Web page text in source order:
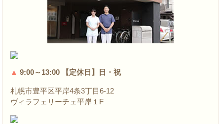
▲ 9:00～13:00 【定休日】日・祝
札幌市豊平区平岸4条3丁目6-12
ヴィラフェリーチェ平岸１F